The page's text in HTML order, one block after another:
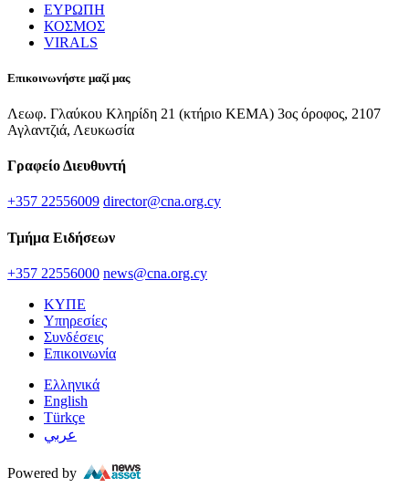
ΕΥΡΩΠΗ
ΚΟΣΜΟΣ
VIRALS
Επικοινωνήστε μαζί μας
Λεωφ. Γλαύκου Κληρίδη 21 (κτήριο ΚΕΜΑ) 3ος όροφος, 2107
Αγλαντζιά, Λευκωσία
Γραφείο Διευθυντή
+357 22556009 director@cna.org.cy
Τμήμα Ειδήσεων
+357 22556000 news@cna.org.cy
ΚΥΠΕ
Υπηρεσίες
Συνδέσεις
Επικοινωνία
Ελληνικά
English
Türkçe
عربي
Powered by